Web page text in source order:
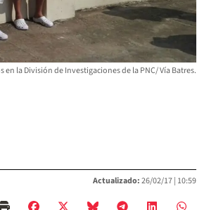
en la División de Investigaciones de la PNC/ Vía Batres.
Actualizado:26/02/17 | 10:59